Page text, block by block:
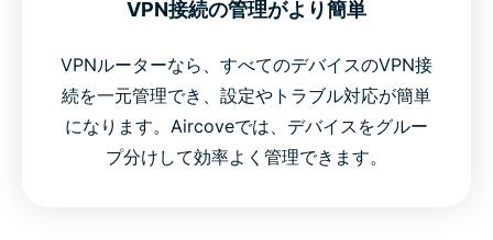
VPN接続の管理がより簡単
VPNルーターなら、すべてのデバイスのVPN接
続を一元管理でき、設定やトラブル対応が簡単
になります。Aircoveでは、デバイスをグルー
プ分けして効率よく管理できます。